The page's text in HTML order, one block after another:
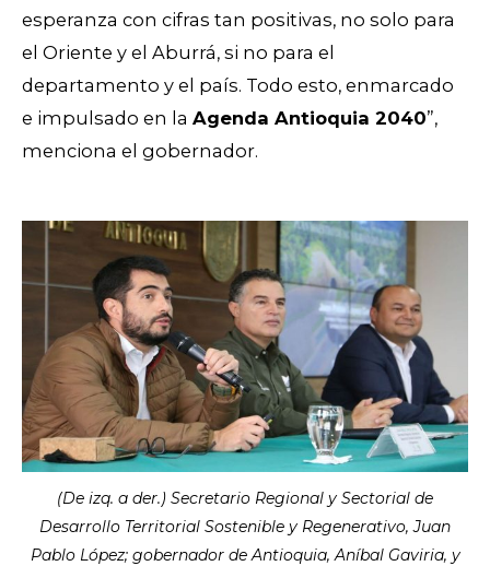
esperanza con cifras tan positivas, no solo para
el Oriente y el Aburrá, si no para el
departamento y el país. Todo esto, enmarcado
e impulsado en la Agenda Antioquia 2040”,
menciona el gobernador.
(De izq. a der.) Secretario Regional y Sectorial de
Desarrollo Territorial Sostenible y Regenerativo, Juan
Pablo López; gobernador de Antioquia, Aníbal Gaviria, y